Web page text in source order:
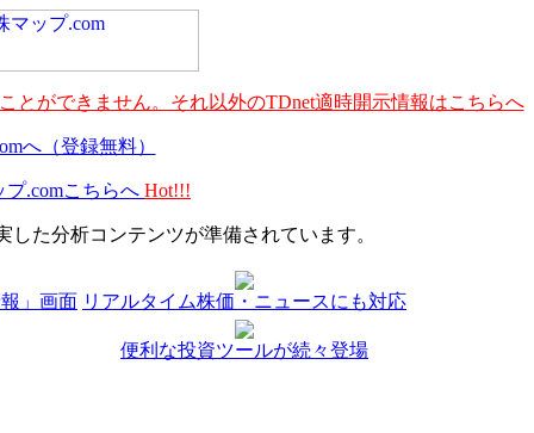
とができません。それ以外のTDnet適時開示情報はこちらへ
へ（登録無料）
.comこちらへ Hot!!!
た分析コンテンツが準備されています。
」画面 リアルタイム株価・ニュースにも対応
便利な投資ツールが続々登場